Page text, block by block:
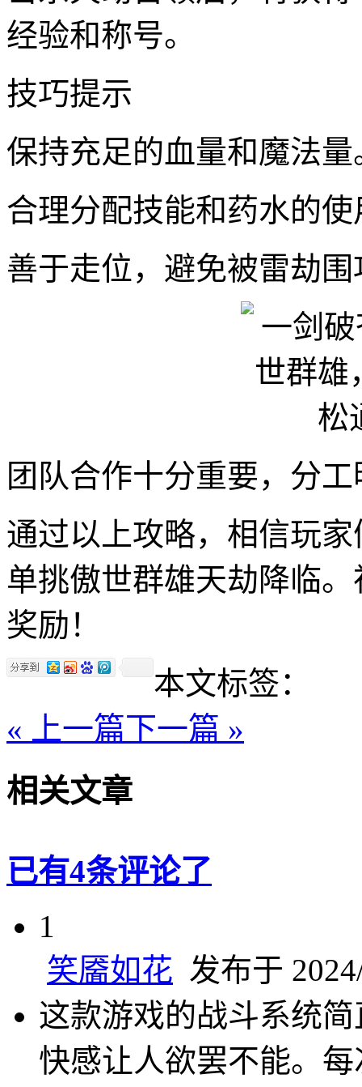
经验和称号。
技巧提示
保持充足的血量和魔法量
合理分配技能和药水的使
善于走位，避免被雷劫围
团队合作十分重要，分
通过以上攻略，相信玩
单挑傲世群雄天劫降临
奖励！
本文标签：
« 上一篇下一篇 »
相关文章
已有4条评论了
1
笑靥如花 发布于
这款游戏的战斗系统
快感让人欲罢不能。